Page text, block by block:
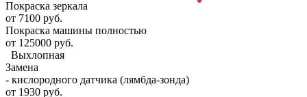
Покраска зеркала
от 7100 руб.
Покраска машины полностью
от 125000 руб.
Выхлопная
Замена
- кислородного датчика (лямбда-зонда)
от 1930 руб.